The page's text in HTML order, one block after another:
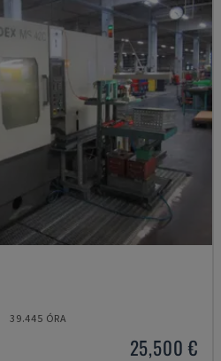
39.445 ÓRA
25,500 €